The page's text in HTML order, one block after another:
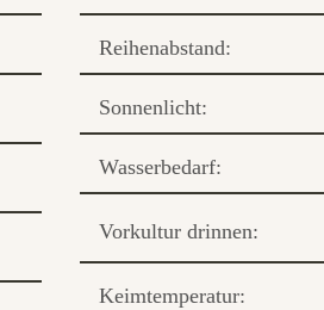
Reihenabstand:
Sonnenlicht:
Wasserbedarf:
Vorkultur drinnen:
Keimtemperatur: